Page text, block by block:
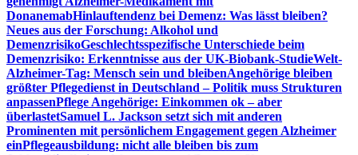
DonanemabHinlauftendenz bei Demenz: Was lässt bleiben?
Neues aus der Forschung: Alkohol und
DemenzrisikoGeschlechtsspezifische Unterschiede beim
Demenzrisiko: Erkenntnisse aus der UK-Biobank-StudieWelt-
Alzheimer-Tag: Mensch sein und bleibenAngehörige bleiben
größter Pflegedienst in Deutschland – Politik muss Strukturen
anpassenPflege Angehörige: Einkommen ok – aber
überlastetSamuel L. Jackson setzt sich mit anderen
Prominenten mit persönlichem Engagement gegen Alzheimer
einPflegeausbildung: nicht alle bleiben bis zum